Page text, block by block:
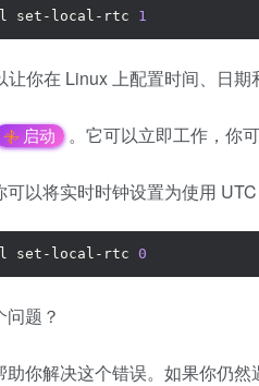
set-local-rtc 1
你在 Linux 上配置时间、日期
启动 。它可以立即工作，你
以将实时时钟设置为使用 UTC
set-local-rtc 0
题？
你解决这个错误。如果你仍